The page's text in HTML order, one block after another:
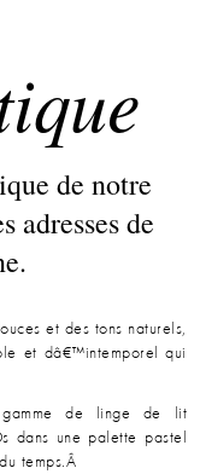
de notre
adresses de
et des tons naturels,
et dâ€™intemporel qui
gamme de linge de lit
dans une palette pastel
temps.Â